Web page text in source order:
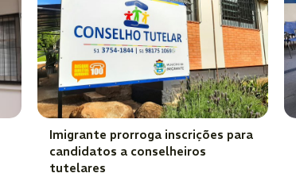
Imigrante prorroga inscrições para
candidatos a conselheiros
tutelares